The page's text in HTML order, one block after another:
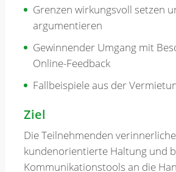
Grenzen wirkungsvoll setzen
argumentieren
Gewinnender Umgang mit
Online-Feedback
Fallbeispiele aus der
Ziel
Die Teilnehmenden
kundenorientierte Haltung und
Kommunikationstools an die